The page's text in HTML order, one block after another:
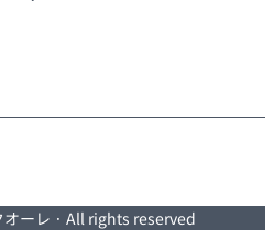
ーレ · All rights reserved